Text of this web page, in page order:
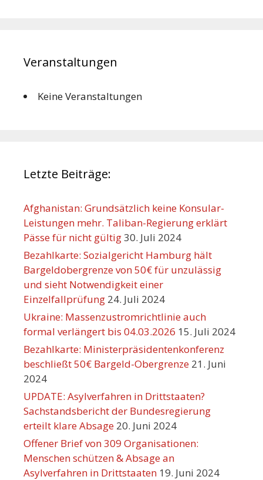
Veranstaltungen
Keine Veranstaltungen
Letzte Beiträge:
Afghanistan: Grundsätzlich keine Konsular-
Leistungen mehr. Taliban-Regierung erklärt
Pässe für nicht gültig30. Juli 2024
Bezahlkarte: Sozialgericht Hamburg hält
Bargeldobergrenze von 50€ für unzulässig
und sieht Notwendigkeit einer
Einzelfallprüfung 24. Juli 2024
Ukraine: Massenzustromrichtlinie auch
formal verlängert bis 04.03.2026 15. Juli 2024
Bezahlkarte: Ministerpräsidentenkonferenz
beschließt 50€ Bargeld-Obergrenze 21. Juni
2024
UPDATE: Asylverfahren in Drittstaaten?
Sachstandsbericht der Bundesregierung
erteilt klare Absage 20. Juni 2024
Offener Brief von 309 Organisationen:
Menschen schützen & Absage an
Asylverfahren in Drittstaaten 19. Juni 2024